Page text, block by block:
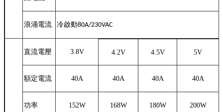
浪涌電流 冷啟動80A/230VAC
直流電壓 3.8V 4.2V 4.5V 5V
額定電流 40A 40A 40A 40A
功率 152W 168W 180W 200W